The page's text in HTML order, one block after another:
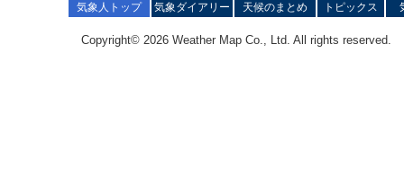
気象人トップ 気象ダイアリー 天候のまとめ トピックス
Copyright© 2026 Weather Map Co., Ltd. All rights reserved.